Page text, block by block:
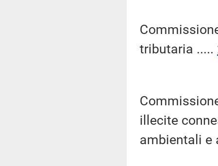
tributaria .....
illecite
ambientali e